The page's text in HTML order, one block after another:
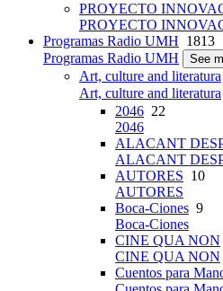
PROYECTO
PROYECTO
Programas Radio UMH 1813
Programas Radio UMH
See
Art, culture and literatura
Art, culture and literatura
2046 22
2046
ALACANT
ALACANT
AUTORES 10
AUTORES
Boca-Ciones 9
Boca-Ciones
CINE QUA NON
CINE QUA NON
Cuentos para